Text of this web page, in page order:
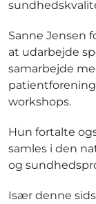
Sanne Jensen
at udarbejde
samarbejde
workshops.
Hun fortalte
samles i den
og
Især denne